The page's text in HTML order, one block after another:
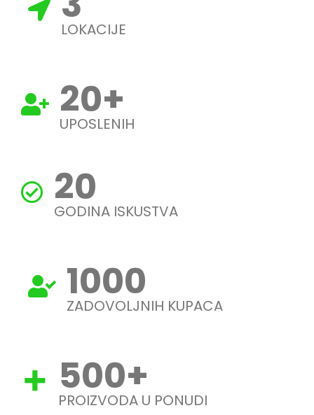
LOKACIJE
20+
UPOSLENIH
20
GODINA ISKUSTVA
1000
ZADOVOLJNIH KUPACA
500+
PROIZVODA U PONUDI